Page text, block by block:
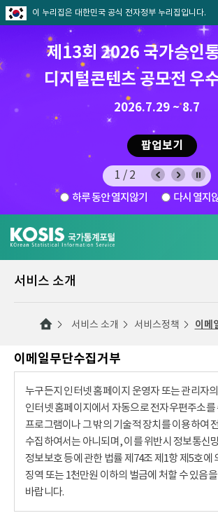
이 누리집은 대한민국 공식 전자정부 누리집입니다.
제13회 2026 국가승인
디지털콘텐츠 공모전 우
2026.7.29 ~ 8.7
팝업보기
8월 통계찾기 퀴즈이
8.7.(금) ~ 8.21.(금)
1/2
하루 동안 열지않기 다시 열지
서비스 소개
서비스 소개 서비스정책 이메
이메일무단수집거부
누구든지 인터넷 홈페이지 운영자 또는 관리자
인터넷 홈페이지에서 자동으로 전자우편주소를
프로그램이나 그 밖의 기술적 장치를 이용하여
수집하여서는 아니되며, 이를 위반시 정보통신
정보보호 등에 관한 법률 제74조 제1항 제5호에
징역 또는 1천만원 이하의 벌금에 처할 수 있음
바랍니다.